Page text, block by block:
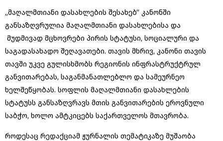
„მაღალმთიანი დასახლების შესახებ“ კანონში
განსაზღვრულია მაღალმთიანი დასახლებისა და
მუდმივად მცხოვრები პირის სტატუსი, სოციალური და
საგადასახადო შეღავათები. თავის მხრივ, კანონი თავის
თავში უკვე გულისხმობს რეგიონის ინფრასტრუქტრულ
განვითარებას, საგანმანათლებლო და სამეურნეო
ხელშეწყობას. სოფლის მაღალმთიანი დასახლების
სტატუსს განსაზღვრავს მთის განვითარების ეროვნული
საბჭო, ხოლო ამტკიცებს საქართველოს მთავრობა.
როდესაც რედაქციამ ჟურნალის თემატიკაზე მუშაობა